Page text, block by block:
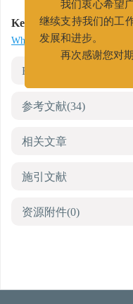
Key words: Oil base
White oil/ Diesel oil
HTML全文
参考文献(34)
相关文章
施引文献
资源附件(0)
我们衷心希望
继续支持我们的工
发展和进步。
再次感谢您对期